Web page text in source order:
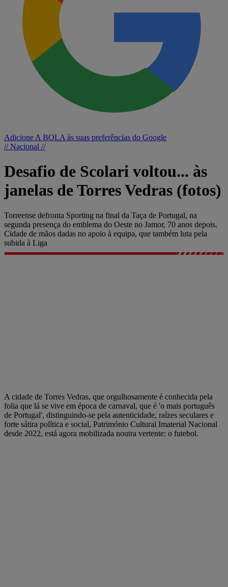
Adicione A BOLA às suas preferências do Google
// Nacional //
Desafio de Scolari voltou... às
janelas de Torres Vedras (fotos)
Torreense defronta Sporting na final da Taça de Portugal, na
segunda presença do emblema do Oeste no Jamor, 70 anos depois.
Cidade de mãos dadas no apoio à equipa, que também luta pela
subida à Liga
A cidade de Torres Vedras, que orgulhosamente é conhecida pela
folia que lá se vive em época de carnaval, que é 'o mais português
de Portugal', distinguindo-se pela autenticidade, raízes seculares e
forte sátira política e social, Património Cultural Imaterial Nacional
desde 2022, está agora mobilizada noutra vertente: o futebol.